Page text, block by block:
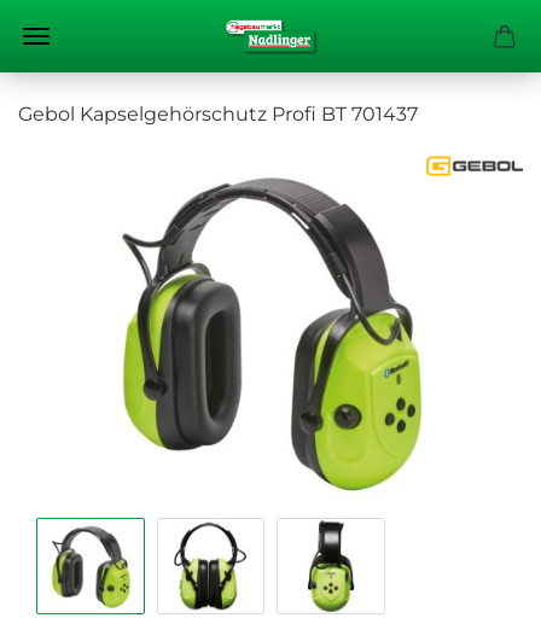
Gebol Kapselgehörschutz Profi BT 701437